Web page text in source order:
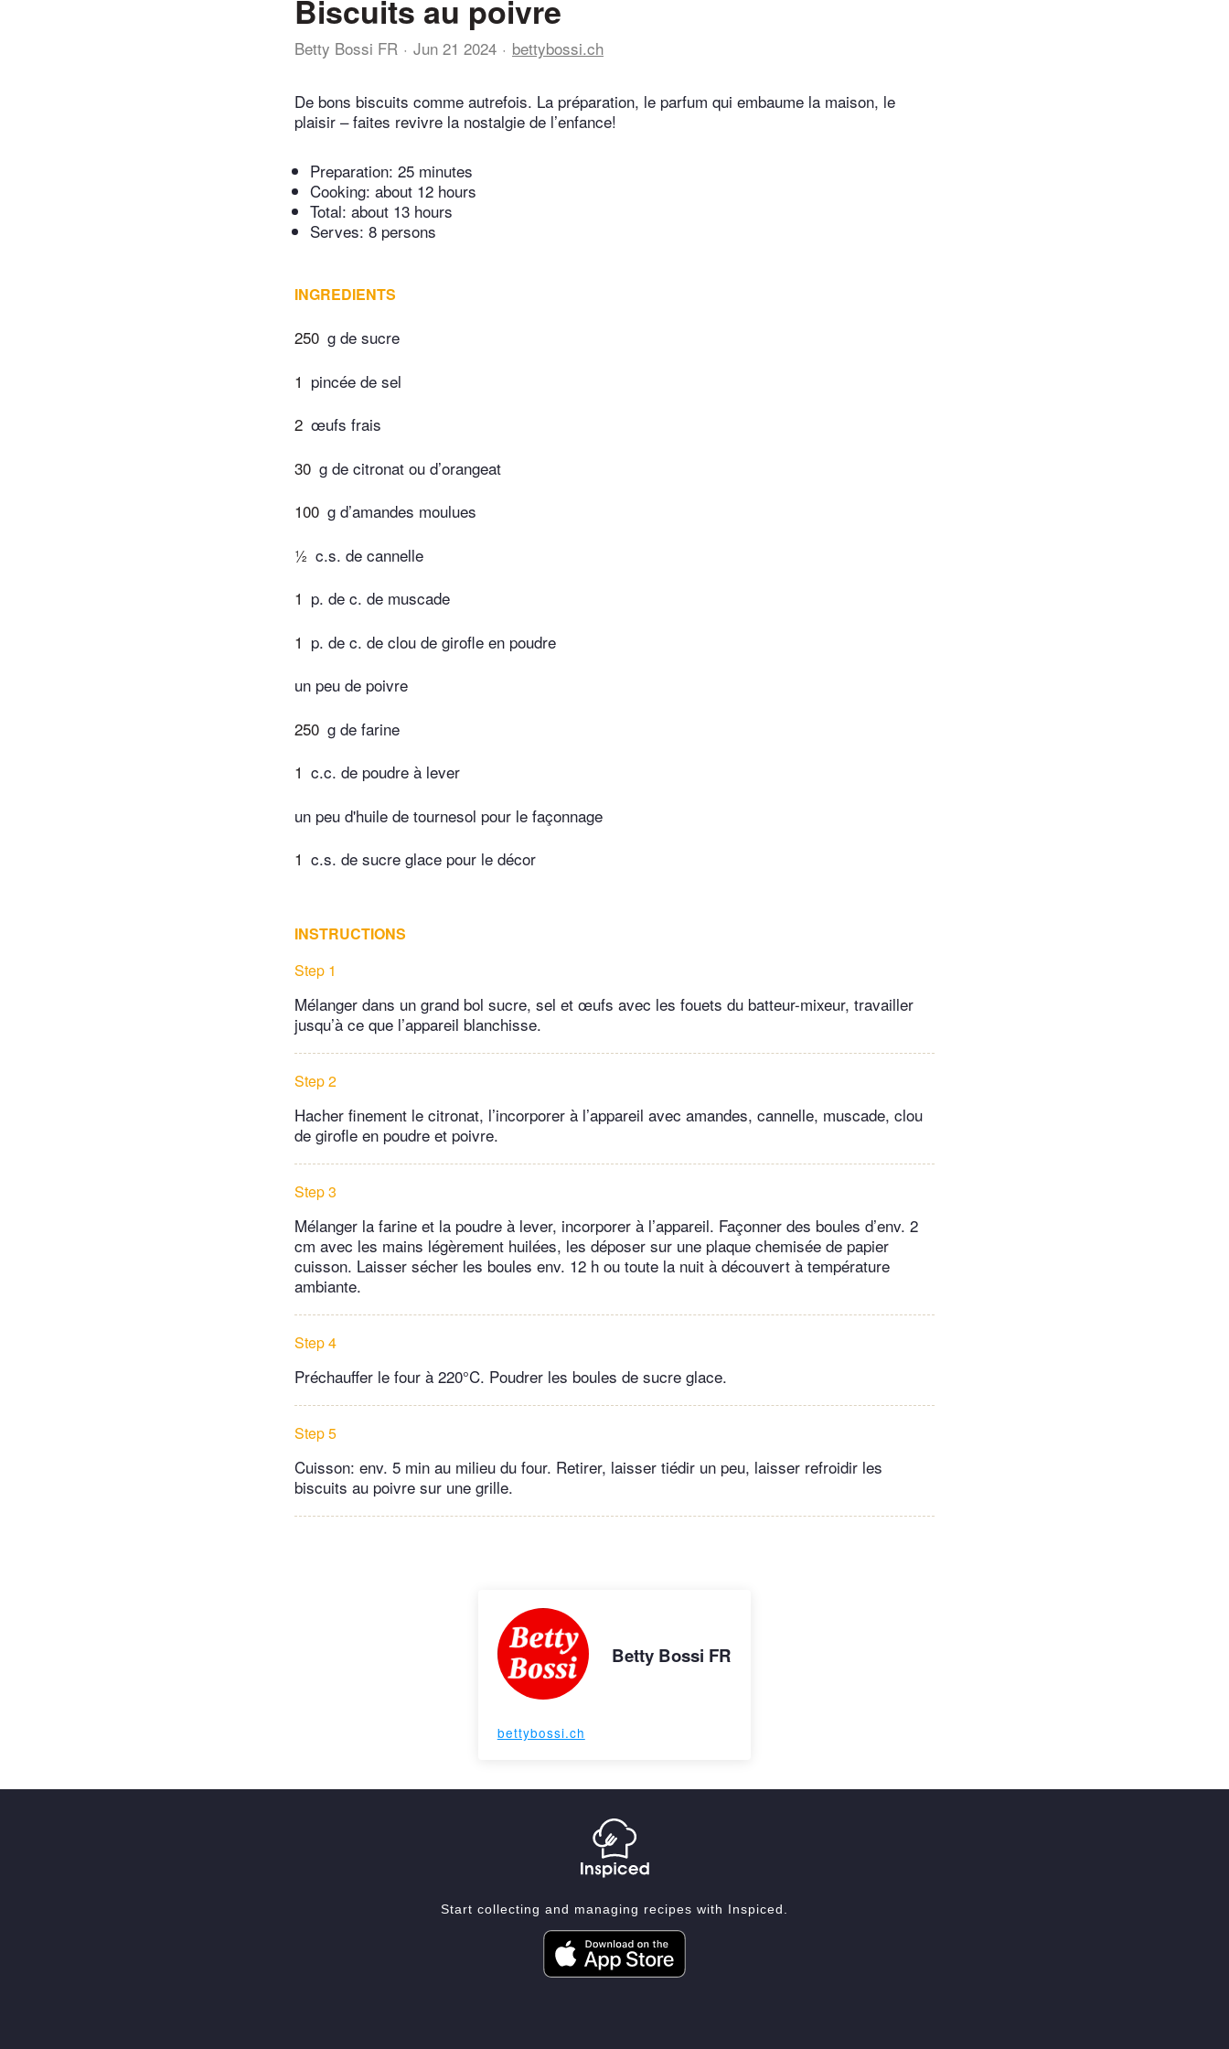
Biscuits au poivre
Betty Bossi FR Jun 21 2024 bettybossi.ch
De bons biscuits comme autrefois. La préparation, le parfum qui embaume la maison, le
plaisir – faites revivre la nostalgie de l’enfance!
Preparation: 25 minutes
Cooking: about 12 hours
Total: about 13 hours
Serves: 8 persons
INGREDIENTS
250 g de sucre
1 pincée de sel
2 œufs frais
30 g de citronat ou d’orangeat
100 g d’amandes moulues
½ c.s. de cannelle
1 p. de c. de muscade
1 p. de c. de clou de girofle en poudre
un peu de poivre
250 g de farine
1 c.c. de poudre à lever
un peu d'huile de tournesol pour le façonnage
1 c.s. de sucre glace pour le décor
INSTRUCTIONS
Step 1
Mélanger dans un grand bol sucre, sel et œufs avec les fouets du batteur-mixeur, travailler
jusqu’à ce que l’appareil blanchisse.
Step 2
Hacher finement le citronat, l’incorporer à l’appareil avec amandes, cannelle, muscade, clou
de girofle en poudre et poivre.
Step 3
Mélanger la farine et la poudre à lever, incorporer à l’appareil. Façonner des boules d’env. 2
cm avec les mains légèrement huilées, les déposer sur une plaque chemisée de papier
cuisson. Laisser sécher les boules env. 12 h ou toute la nuit à découvert à température
ambiante.
Step 4
Préchauffer le four à 220°C. Poudrer les boules de sucre glace.
Step 5
Cuisson: env. 5 min au milieu du four. Retirer, laisser tiédir un peu, laisser refroidir les
biscuits au poivre sur une grille.
Betty Bossi FR
bettybossi.ch
Start collecting and managing recipes with Inspiced.